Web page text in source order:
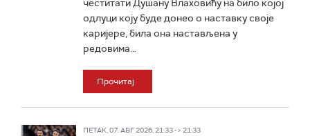
честитати Душану Влаховићу на било којој
одлуци коју буде донео о наставку своје
каријере, била она настављена у
редовима...
Прочитај
ПЕТАК, 07. АВГ 2026, 21:33 -> 21:33